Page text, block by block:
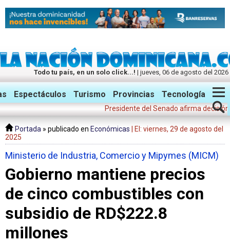
Todo tu país, en un solo click...! | jueves, 06 de agosto del 2026
Twitter Facebook Instagram
Espectáculos Turismo Provincias Tecnología
Presidente del Senado afirma decisión
Portada » publicado en Económicas
| El: viernes, 29 de agosto del
2025
Ministerio de Industria, Comercio y Mipymes (MICM)
Gobierno mantiene precios
de cinco combustibles con
subsidio de RD$222.8
millones